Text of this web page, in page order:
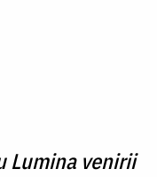
Lumina venirii